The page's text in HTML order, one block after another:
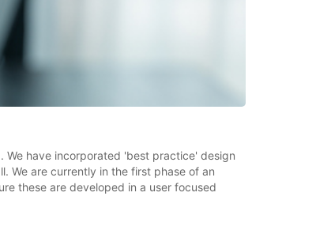
We have incorporated 'best practice' design
We are currently in the first phase of an
these are developed in a user focused